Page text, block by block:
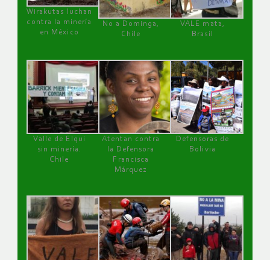
Wirakutas luchan
contra la minería
en México
No a Dominga,
Chile
VALE mata,
Brasil
Valle de Elqui
sin minería.
Chile
Atentan contra
la Defensora
Francisca
Márquez
Defensoras de
Bolivia